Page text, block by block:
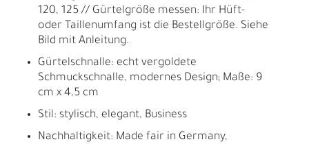
120, 125 // Gürtelgröße messen: Ihr Hüft-
oder Taillenumfang ist die Bestellgröße. Siehe
Bild mit Anleitung.
Gürtelschnalle: echt vergoldete
Schmuckschnalle, modernes Design; Maße: 9
cm x 4,5 cm
Stil: stylisch, elegant, Business
Nachhaltigkeit: Made fair in Germany,